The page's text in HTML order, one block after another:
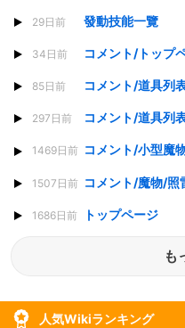
29日前 發動技能一覽
34日前 コメント/トップ
85日前 コメント/道具列
297日前 コメント/道具列
1469日前 コメント/小型魔
1507日前 コメント/魔物/照
1686日前 トップページ
も
人気Wikiランキング